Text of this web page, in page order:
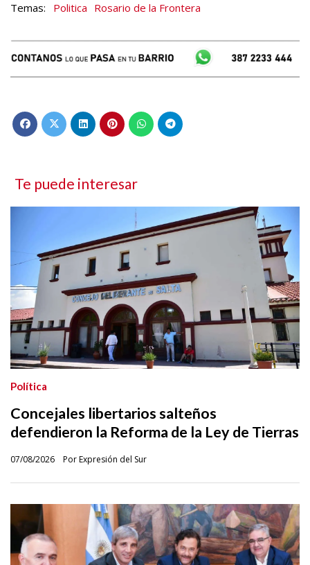
Politica Rosario de la Frontera
Te puede interesar
Concejales libertarios salteños
defendieron la Reforma de la Ley de Tierras
Por Expresión del Sur
Política
07/08/2026